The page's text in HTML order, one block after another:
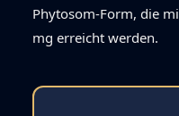
Phytosom-Form, die
mg erreicht werden.